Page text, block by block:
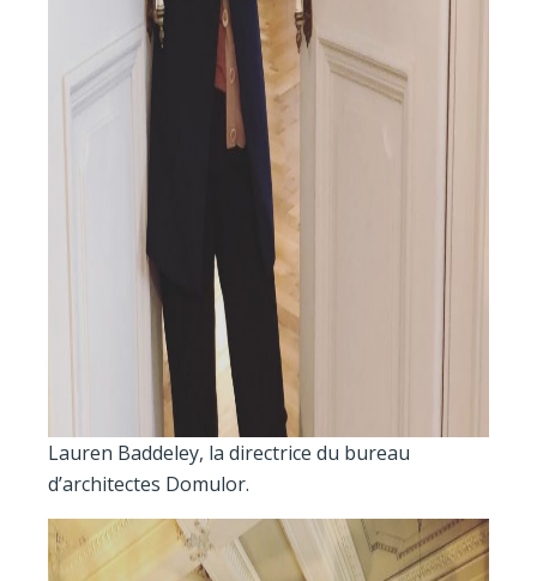
Lauren Baddeley, la directrice du bureau
d’architectes Domulor.